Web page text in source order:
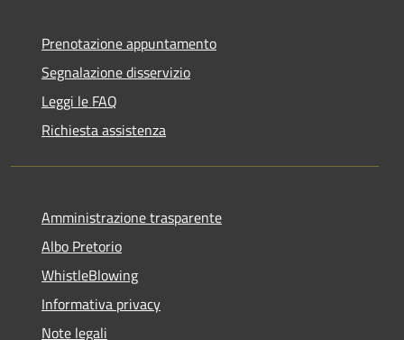
Prenotazione appuntamento
Segnalazione disservizio
Leggi le FAQ
Richiesta assistenza
Amministrazione trasparente
Albo Pretorio
WhistleBlowing
Informativa privacy
Note legali